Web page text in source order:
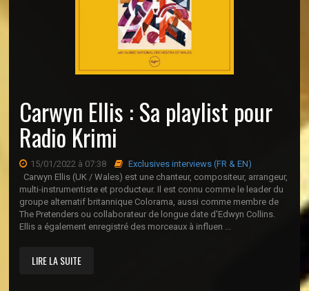
Carwyn Ellis : Sa playlist pour
Radio Krimi
15/01/2022 à 07:38
Exclusives interviews (FR & EN)
Carwyn Ellis (UK / Wales) est une chanteur, compositeur, arrangeur,
multi-instrumentiste et producteur. Il est connu comme le leader du
groupe alternatif britannique Colorama, aussi comme membre de
The Pretenders ou collaborateur de longue date d'Edwyn Collins.
Ellis a également enregistré des morceaux à influen ...
LIRE LA SUITE